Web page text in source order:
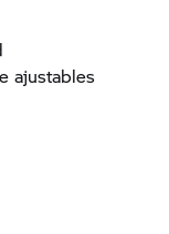
ajustables